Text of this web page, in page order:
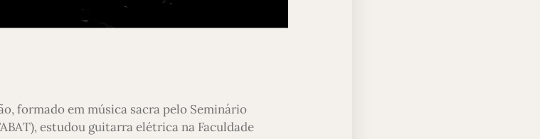
formado em música sacra pelo Seminário
estudou guitarra elétrica na Faculdade